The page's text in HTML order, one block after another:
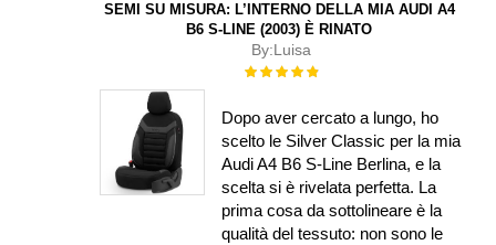
SEMI SU MISURA: L’INTERNO DELLA MIA AUDI A4
B6 S-LINE (2003) È RINATO
By:Luisa
Rating:
Dopo aver cercato a lungo, ho
scelto le Silver Classic per la mia
Audi A4 B6 S-Line Berlina, e la
scelta si è rivelata perfetta. La
prima cosa da sottolineare è la
qualità del tessuto: non sono le